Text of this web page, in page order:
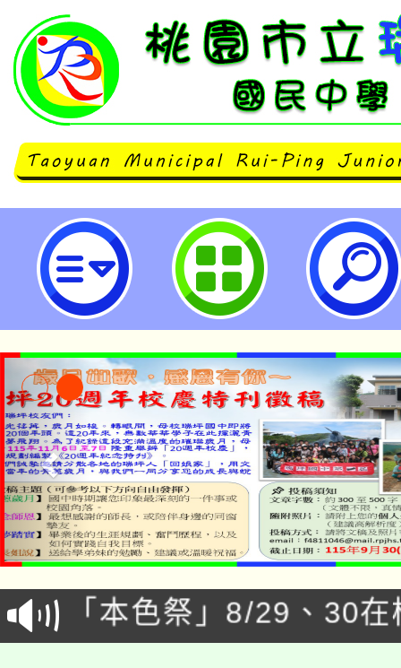
neilrpjhstyc網站設計者：徐嘉
公告本校115學年度第
代理(課)教師甄選結果
「本色祭」8/29、30在
場熱烈登場!
8/21下午1時於龍潭區